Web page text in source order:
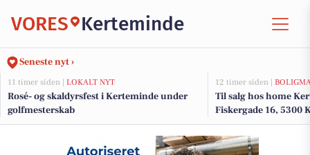
VORES Kerteminde
Seneste nyt ›
11 timer siden | LOKALT NYT
Rosé- og skaldyrsfest i Kerteminde under
golfmesterskab
12 timer siden |
Til salg hos home
Fiskergade 16, 5300